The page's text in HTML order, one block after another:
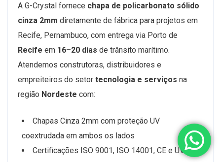
A G-Crystal fornece chapa de policarbonato sólido
cinza 2mm diretamente de fábrica para projetos em
Recife, Pernambuco, com entrega via Porto de
Recife em 16–20 dias de trânsito marítimo.
Atendemos construtoras, distribuidores e
empreiteiros do setor tecnologia e serviços na
região Nordeste com:
Chapas Cinza 2mm com proteção UV
coextrudada em ambos os lados
Certificações ISO 9001, ISO 14001, CE e UV